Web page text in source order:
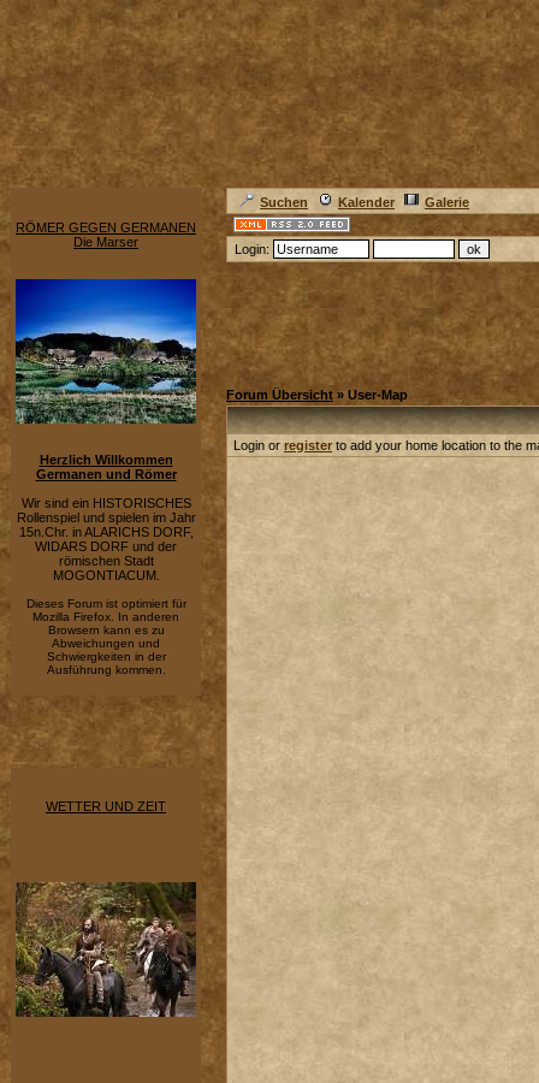
RÖMER GEGEN GERMANEN
Die Marser
Herzlich Willkommen
Germanen und Römer
Wir sind ein HISTORISCHES
Rollenspiel und spielen im Jahr
15n.Chr. in ALARICHS DORF,
WIDARS DORF und der
römischen Stadt
MOGONTIACUM.
Dieses Forum ist optimiert für
Mozilla Firefox. In anderen
Browsern kann es zu
Abweichungen und
Schwiergkeiten in der
Ausführung kommen.
WETTER UND ZEIT
Suchen Kalender Galerie
Login:
Forum Übersicht » User-Map
Login or register to add your home location to the